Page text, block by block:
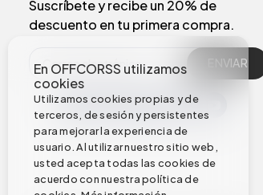
En OFFCORSS utilizamos
cookies
Utilizamos cookies propias y de
terceros, de sesión y persistentes
para mejorar la experiencia de
usuario. Al utilizar nuestro sitio web,
usted acepta todas las cookies de
acuerdo con nuestra política de
Suscríbete y recibe un 20% de
descuento en tu primera compra.
ENVIAR